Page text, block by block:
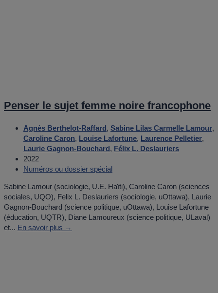
Penser le sujet femme noire francophone
Agnès Berthelot-Raffard, Sabine Lilas Carmelle Lamour,
Caroline Caron, Louise Lafortune, Laurence Pelletier,
Laurie Gagnon-Bouchard, Félix L. Deslauriers
2022
Numéros ou dossier spécial
Sabine Lamour (sociologie, U.E. Haïti), Caroline Caron (sciences
sociales, UQO), Felix L. Deslauriers (sociologie, uOttawa), Laurie
Gagnon-Bouchard (science politique, uOttawa), Louise Lafortune
(éducation, UQTR), Diane Lamoureux (science politique, ULaval)
et... En savoir plus →